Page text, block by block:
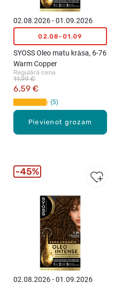
Pievienot grozam
02.08.2026 - 01.09.2026
02.08-01.09
SYOSS Oleo matu krāsa, 6-76
Warm Copper
Regulārā cena
6,59 €
11,99 €
5
02.08.2026 - 01.09.2026
45%